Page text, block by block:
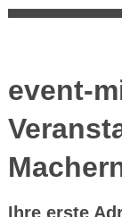
event-
Ihre erste